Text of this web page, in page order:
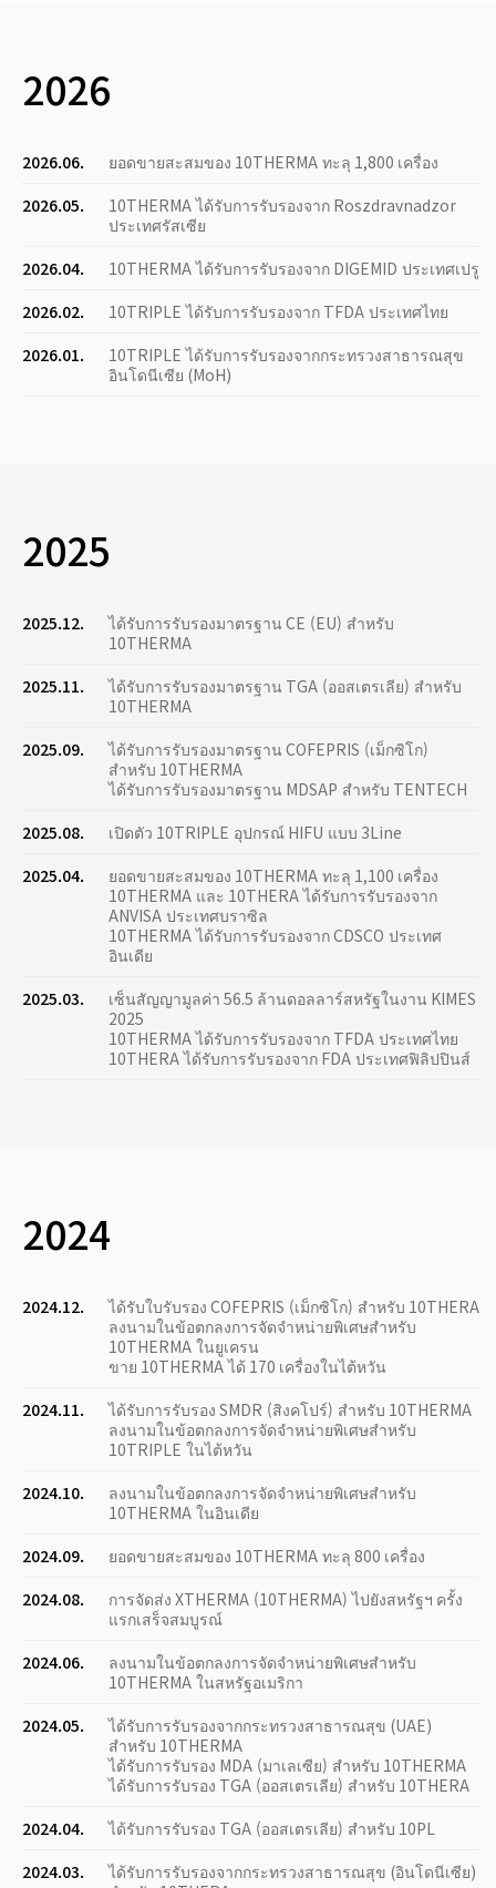
2026
2026.06.
ยอดขายสะสมของ 10THERMA ทะลุ 1,800 เครื่อง
2026.05.
10THERMA ได้รับการรับรองจาก Roszdravnadzor
ประเทศรัสเซีย
2026.04.
10THERMA ได้รับการรับรองจาก DIGEMID ประเทศเปรู
2026.02.
10TRIPLE ได้รับการรับรองจาก TFDA ประเทศไทย
2026.01.
10TRIPLE ได้รับการรับรองจากกระทรวงสาธารณสุข
อินโดนีเซีย (MoH)
2025
2025.12.
ได้รับการรับรองมาตรฐาน CE (EU) สำหรับ
10THERMA
2025.11.
ได้รับการรับรองมาตรฐาน TGA (ออสเตรเลีย) สำหรับ
10THERMA
2025.09.
ได้รับการรับรองมาตรฐาน COFEPRIS (เม็กซิโก)
สำหรับ 10THERMA
ได้รับการรับรองมาตรฐาน MDSAP สำหรับ TENTECH
2025.08.
เปิดตัว 10TRIPLE อุปกรณ์ HIFU แบบ 3Line
2025.04.
ยอดขายสะสมของ 10THERMA ทะลุ 1,100 เครื่อง
10THERMA และ 10THERA ได้รับการรับรองจาก
ANVISA ประเทศบราซิล
10THERMA ได้รับการรับรองจาก CDSCO ประเทศ
อินเดีย
2025.03.
เซ็นสัญญามูลค่า 56.5 ล้านดอลลาร์สหรัฐในงาน KIMES
2025
10THERMA ได้รับการรับรองจาก TFDA ประเทศไทย
10THERA ได้รับการรับรองจาก FDA ประเทศฟิลิปปินส์
2024
2024.12.
ได้รับใบรับรอง COFEPRIS (เม็กซิโก) สำหรับ 10THERA
ลงนามในข้อตกลงการจัดจำหน่ายพิเศษสำหรับ
10THERMA ในยูเครน
ขาย 10THERMA ได้ 170 เครื่องในไต้หวัน
2024.11.
ได้รับการรับรอง SMDR (สิงคโปร์) สำหรับ 10THERMA
ลงนามในข้อตกลงการจัดจำหน่ายพิเศษสำหรับ
10TRIPLE ในไต้หวัน
2024.10.
ลงนามในข้อตกลงการจัดจำหน่ายพิเศษสำหรับ
10THERMA ในอินเดีย
2024.09.
ยอดขายสะสมของ 10THERMA ทะลุ 800 เครื่อง
2024.08.
การจัดส่ง XTHERMA (10THERMA) ไปยังสหรัฐฯ ครั้ง
แรกเสร็จสมบูรณ์
2024.06.
ลงนามในข้อตกลงการจัดจำหน่ายพิเศษสำหรับ
10THERMA ในสหรัฐอเมริกา
2024.05.
ได้รับการรับรองจากกระทรวงสาธารณสุข (UAE)
สำหรับ 10THERMA
ได้รับการรับรอง MDA (มาเลเซีย) สำหรับ 10THERMA
ได้รับการรับรอง TGA (ออสเตรเลีย) สำหรับ 10THERA
2024.04.
ได้รับการรับรอง TGA (ออสเตรเลีย) สำหรับ 10PL
2024.03.
ได้รับการรับรองจากกระทรวงสาธารณสุข (อินโดนีเซีย)